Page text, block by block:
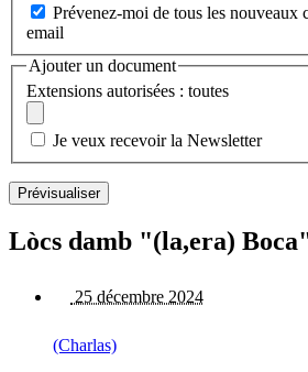
Prévenez-moi de tous les nouveaux
email
Ajouter un document
Extensions autorisées : toutes
Je veux recevoir la Newsletter
Lòcs damb "(la,era)
25 décembre 2024
(Charlas)